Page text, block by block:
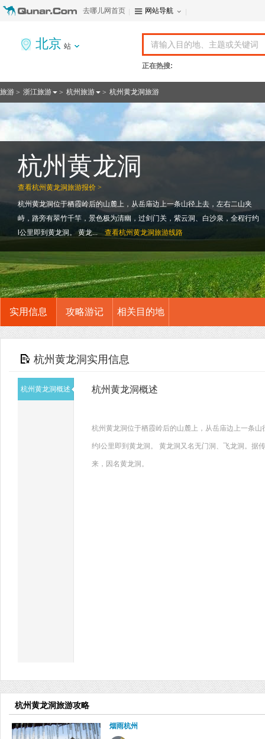
去哪儿网首页 网站导航
北京 站
正在热搜:
旅游 > 浙江旅游 > 杭州旅游 > 杭州黄龙洞旅游
查看杭州黄龙洞旅游报价 >
杭州黄龙洞
杭州黄龙洞位于栖霞岭后的山麓上，从岳庙边上一条山径上去，左右二山夹
峙，路旁有翠竹千竿，景色极为清幽，过剑门关，紫云洞、白沙泉，全程行约
l公里即到黄龙洞。 黄龙...
查看杭州黄龙洞旅游线路
实用信息 攻略游记 相关目的地
杭州黄龙洞实用信息
杭州黄龙洞概述 杭州黄龙洞概述
杭州黄龙洞位于栖霞岭后的山麓上，从岳庙边上一条
约l公里即到黄龙洞。 黄龙洞又名无门洞、飞龙洞。据
来，因名黄龙洞。
杭州黄龙洞旅游攻略
烟雨杭州